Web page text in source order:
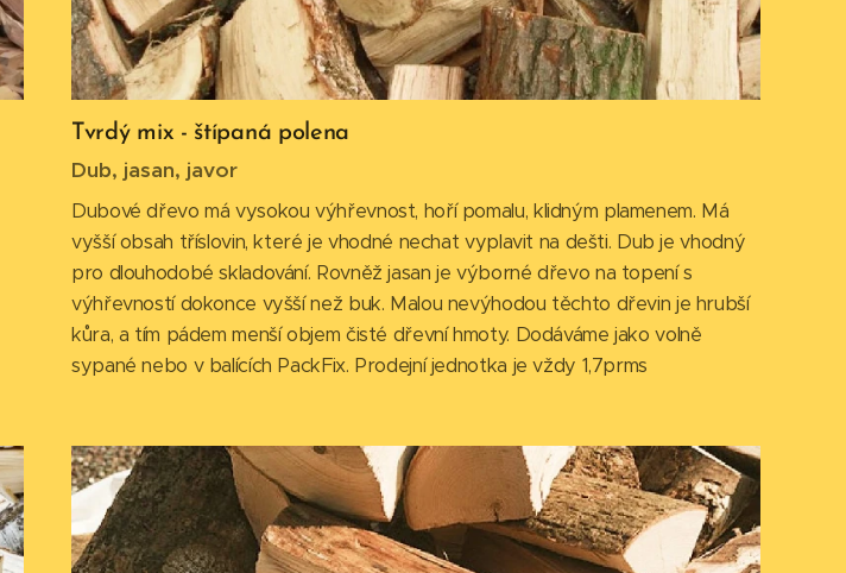
Tvrdý mix - štípaná polena
Dub, jasan, javor
Dubové dřevo má vysokou výhřevnost, hoří pomalu, klidným plamenem. Má
vyšší obsah tříslovin, které je vhodné nechat vyplavit na dešti. Dub je vhodný
pro dlouhodobé skladování. Rovněž jasan je výborné dřevo na topení s
výhřevností dokonce vyšší než buk. Malou nevýhodou těchto dřevin je hrubší
kůra, a tím pádem menší objem čisté dřevní hmoty. Dodáváme jako volně
sypané nebo v balících PackFix. Prodejní jednotka je vždy 1,7prms